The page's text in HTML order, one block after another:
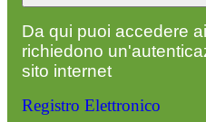
Da qui puoi accedere
richiedono
sito internet
Registro Elettronico